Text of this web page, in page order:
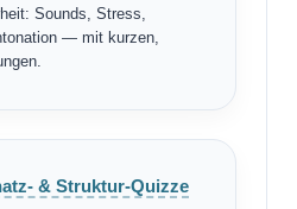
Sounds, Stress,
— mit kurzen,
& Struktur-Quizze